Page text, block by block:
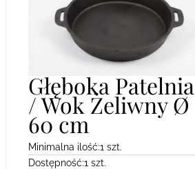
Głęboka Patelnia
/ Wok Żeliwny Ø
60 cm
Minimalna ilość:1 szt.
Dostępność:1 szt.